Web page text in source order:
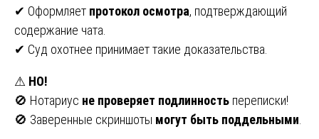
✔ Оформляет протокол осмотра, подтверждающий
содержание чата.
✔ Суд охотнее принимает такие доказательства.
⚠ НО!
🚫 Нотариус не проверяет подлинность переписки!
🚫 Заверенные скриншоты могут быть поддельными